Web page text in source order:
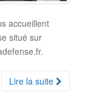
accueillent
situé sur
Lire la suite